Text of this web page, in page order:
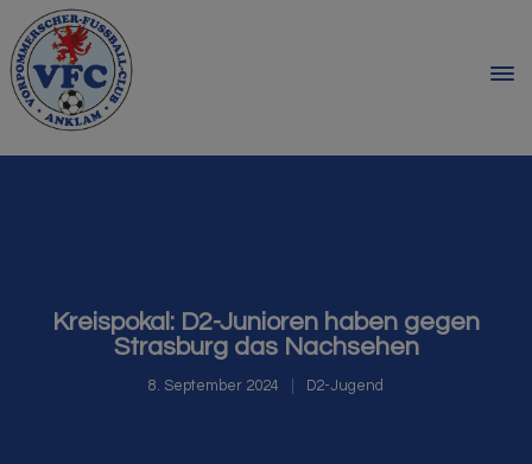
Kreispokal: D2-Junioren haben gegen
Strasburg das Nachsehen
8. September 2024 D2-Jugend